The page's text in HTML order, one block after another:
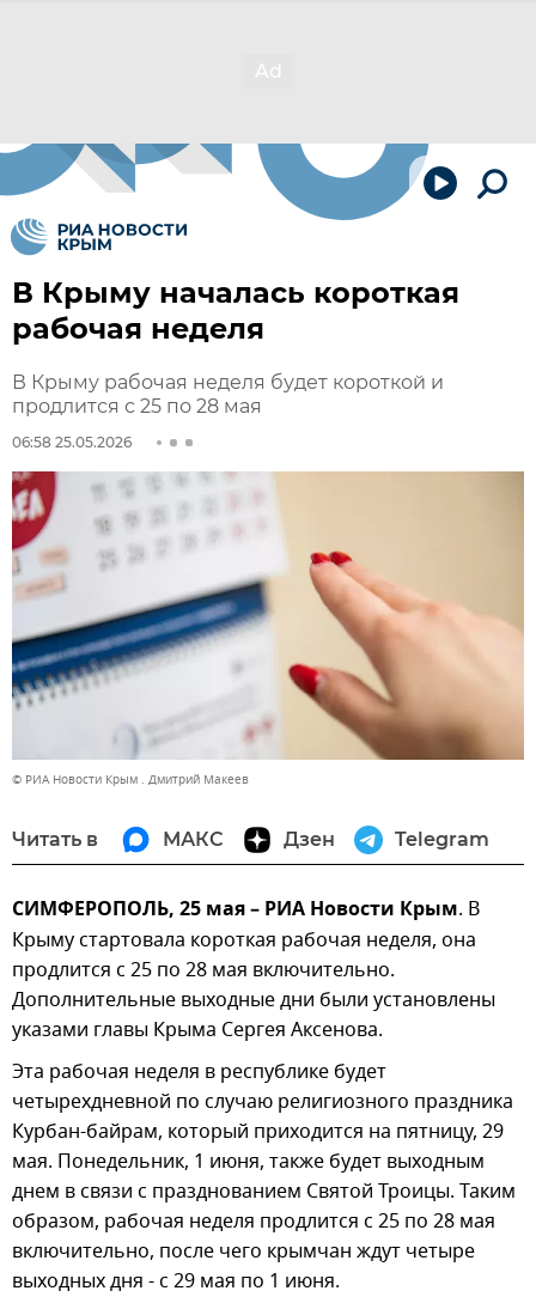
В Крыму началась короткая
рабочая неделя
В Крыму рабочая неделя будет короткой и
продлится с 25 по 28 мая
06:58 25.05.2026
© РИА Новости Крым . Дмитрий Макеев
Читать в МАКС Дзен Telegram
СИМФЕРОПОЛЬ, 25 мая – РИА Новости Крым. В
Крыму стартовала короткая рабочая неделя, она
продлится с 25 по 28 мая включительно.
Дополнительные выходные дни были установлены
указами главы Крыма Сергея Аксенова.
Эта рабочая неделя в республике будет
четырехдневной по случаю религиозного праздника
Курбан-байрам, который приходится на пятницу, 29
мая. Понедельник, 1 июня, также будет выходным
днем в связи с празднованием Святой Троицы. Таким
образом, рабочая неделя продлится с 25 по 28 мая
включительно, после чего крымчан ждут четыре
выходных дня - с 29 мая по 1 июня.